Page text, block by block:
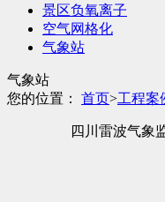
景区负氧离子
空气网格化
气象站
气象站
您的位置： 首页>工程案
四川雷波气象